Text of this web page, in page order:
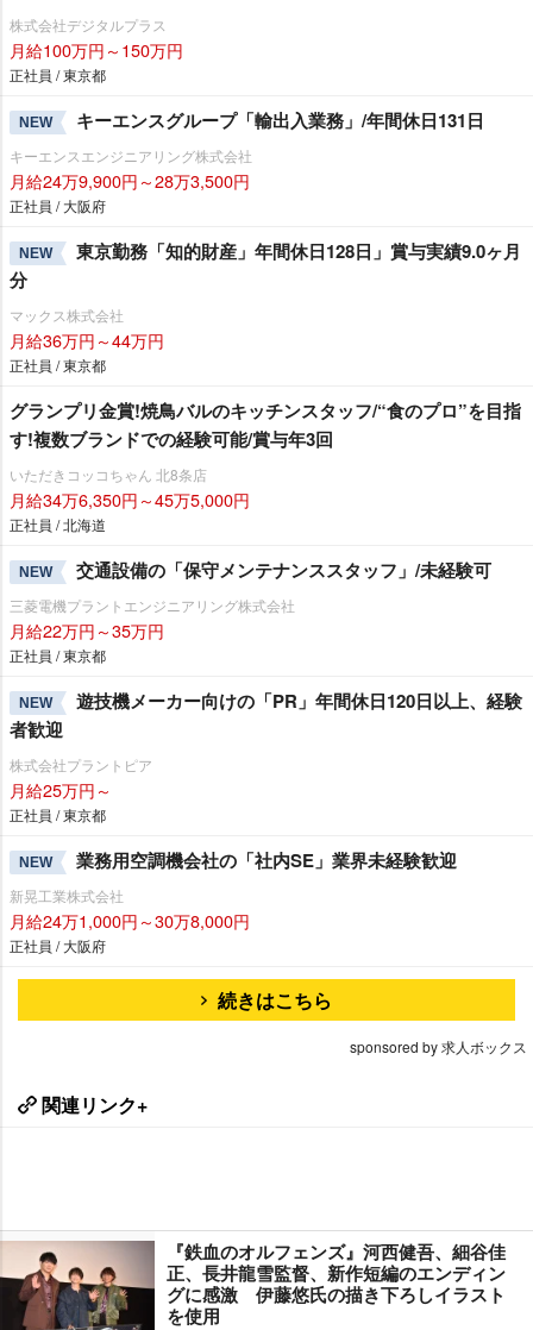
株式会社デジタルプラス
月給100万円～150万円
正社員 / 東京都
NEW キーエンスグループ「輸出入業務」/年間休日131日
キーエンスエンジニアリング株式会社
月給24万9,900円～28万3,500円
正社員 / 大阪府
NEW
東京勤務「知的財産」年間休日128日」賞与実績9.0ヶ月
分
マックス株式会社
月給36万円～44万円
正社員 / 東京都
グランプリ金賞!焼鳥バルのキッチンスタッフ/“食のプロ”を目指
す!複数ブランドでの経験可能/賞与年3回
いただきコッコちゃん 北8条店
月給34万6,350円～45万5,000円
正社員 / 北海道
NEW 交通設備の「保守メンテナンススタッフ」/未経験可
三菱電機プラントエンジニアリング株式会社
月給22万円～35万円
正社員 / 東京都
NEW
遊技機メーカー向けの「PR」年間休日120日以上、経験
者歓迎
株式会社プラントピア
月給25万円～
正社員 / 東京都
NEW 業務用空調機会社の「社内SE」業界未経験歓迎
新晃工業株式会社
月給24万1,000円～30万8,000円
正社員 / 大阪府
続きはこちら
sponsored by 求人ボックス
関連リンク+
『鉄血のオルフェンズ』河西健吾、細谷佳
正、長井龍雪監督、新作短編のエンディン
グに感激 伊藤悠氏の描き下ろしイラスト
を使用